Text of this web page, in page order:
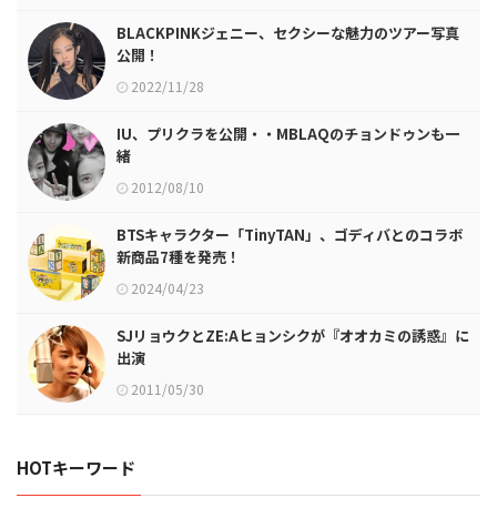
BLACKPINKジェニー、セクシーな魅力のツアー写真
公開！
2022/11/28
IU、プリクラを公開・・MBLAQのチョンドゥンも一
緒
2012/08/10
BTSキャラクター「TinyTAN」、ゴディバとのコラボ
新商品7種を発売！
2024/04/23
SJリョウクとZE:Aヒョンシクが『オオカミの誘惑』に
出演
2011/05/30
HOTキーワード